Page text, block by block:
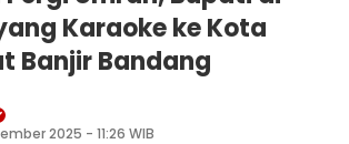
Karaoke ke Kota
Banjir Bandang
2025 - 11:26 WIB